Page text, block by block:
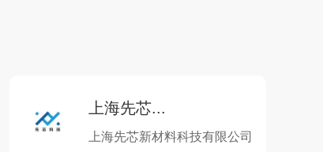
上海先芯...
上海先芯新材料科技有限公司